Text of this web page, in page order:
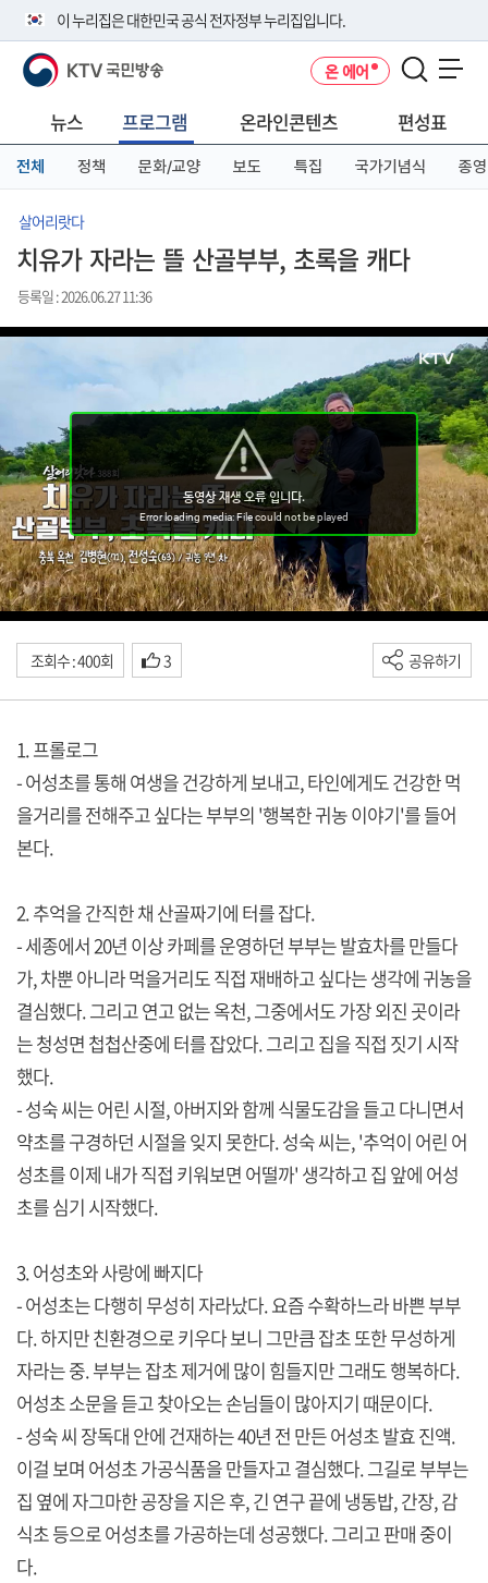
이 누리집은 대한민국 공식 전자정부 누리집입니다.
공식 누리집 주소 확인하기
니다.
이밖에 or.kr 또는 .kr등 다른 도메인 주소를 사용하고 있다면 아래 URL에
서 도메인 주소를 확인해 보세요
KTV 국민방송 온 에어
뉴스 프로그램 온라인콘텐츠 편성표
전체 정책 문화/교양 보도 특집 국가기념식 종영
살어리랏다
치유가 자라는 뜰 산골부부, 초록을 캐다
등록일 : 2026.06.27 11:36
조회수 : 400회 3 공유하기
1. 프롤로그
- 어성초를 통해 여생을 건강하게 보내고, 타인에게도 건강한 먹
을거리를 전해주고 싶다는 부부의 '행복한 귀농 이야기'를 들어
본다.
2. 추억을 간직한 채 산골짜기에 터를 잡다.
- 세종에서 20년 이상 카페를 운영하던 부부는 발효차를 만들다
가, 차뿐 아니라 먹을거리도 직접 재배하고 싶다는 생각에 귀농을
결심했다. 그리고 연고 없는 옥천, 그중에서도 가장 외진 곳이라
는 청성면 첩첩산중에 터를 잡았다. 그리고 집을 직접 짓기 시작
했다.
- 성숙 씨는 어린 시절, 아버지와 함께 식물도감을 들고 다니면서
약초를 구경하던 시절을 잊지 못한다. 성숙 씨는, '추억이 어린 어
성초를 이제 내가 직접 키워보면 어떨까' 생각하고 집 앞에 어성
초를 심기 시작했다.
3. 어성초와 사랑에 빠지다
- 어성초는 다행히 무성히 자라났다. 요즘 수확하느라 바쁜 부부
다. 하지만 친환경으로 키우다 보니 그만큼 잡초 또한 무성하게
자라는 중. 부부는 잡초 제거에 많이 힘들지만 그래도 행복하다.
어성초 소문을 듣고 찾아오는 손님들이 많아지기 때문이다.
- 성숙 씨 장독대 안에 건재하는 40년 전 만든 어성초 발효 진액.
이걸 보며 어성초 가공식품을 만들자고 결심했다. 그길로 부부는
집 옆에 자그마한 공장을 지은 후, 긴 연구 끝에 냉동밥, 간장, 감
식초 등으로 어성초를 가공하는데 성공했다. 그리고 판매 중이
다.